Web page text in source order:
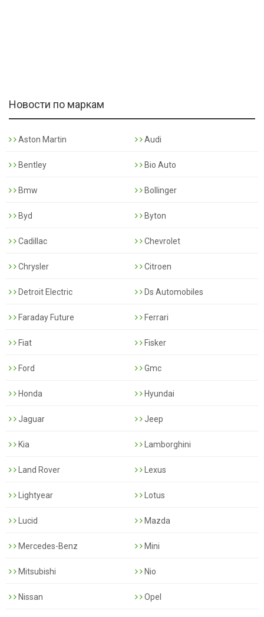
Новости по маркам
Aston Martin Audi
Bentley Bio Auto
Bmw Bollinger
Byd Byton
Cadillac Chevrolet
Chrysler Citroen
Detroit Electric Ds Automobiles
Faraday Future Ferrari
Fiat Fisker
Ford Gmc
Honda Hyundai
Jaguar Jeep
Kia Lamborghini
Land Rover Lexus
Lightyear Lotus
Lucid Mazda
Mercedes-Benz Mini
Mitsubishi Nio
Nissan Opel